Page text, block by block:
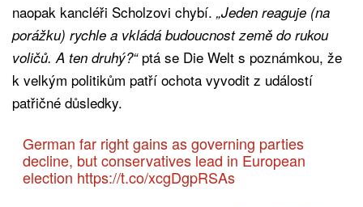
naopak kancléři Scholzovi chybí. „Jeden reaguje (na
porážku) rychle a vkládá budoucnost země do rukou
voličů. A ten druhý?“ptá se Die Welt s poznámkou, že
k velkým politikům patří ochota vyvodit z událostí
patřičné důsledky.
German far right gains as governing parties
decline, but conservatives lead in European
election https://t.co/xcgDgpRSAs